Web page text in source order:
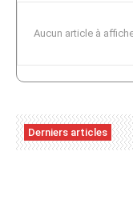
Aucun article à
Derniers articles